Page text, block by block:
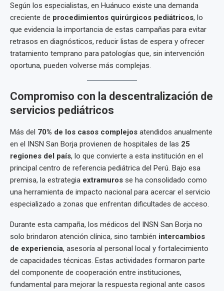
Según los especialistas, en Huánuco existe una demanda
creciente de procedimientos quirúrgicos pediátricos, lo
que evidencia la importancia de estas campañas para evitar
retrasos en diagnósticos, reducir listas de espera y ofrecer
tratamiento temprano para patologías que, sin intervención
oportuna, pueden volverse más complejas.
Compromiso con la descentralización de
servicios pediátricos
Más del 70% de los casos complejos atendidos anualmente
en el INSN San Borja provienen de hospitales de las 25
regiones del país, lo que convierte a esta institución en el
principal centro de referencia pediátrica del Perú. Bajo esa
premisa, la estrategia extramuros se ha consolidado como
una herramienta de impacto nacional para acercar el servicio
especializado a zonas que enfrentan dificultades de acceso.
Durante esta campaña, los médicos del INSN San Borja no
solo brindaron atención clínica, sino también intercambios
de experiencia, asesoría al personal local y fortalecimiento
de capacidades técnicas. Estas actividades formaron parte
del componente de cooperación entre instituciones,
fundamental para mejorar la respuesta regional ante casos